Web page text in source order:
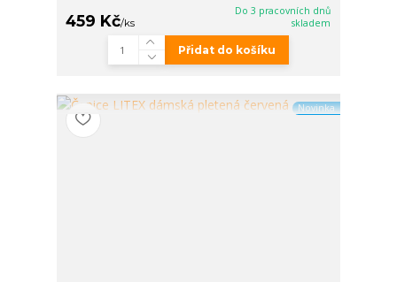
459 Kč/ks
Do 3 pracovních dnů
skladem
Přidat do košíku
Novinka